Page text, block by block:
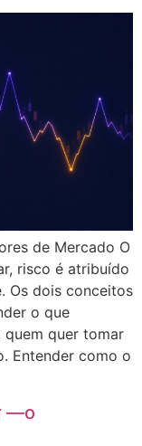
de Mercado O
risco é atribuído
Os dois conceitos
o que
quer tomar
Entender como o
—o